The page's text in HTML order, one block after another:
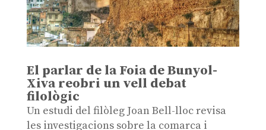
El parlar de la Foia de Bunyol-
Xiva reobri un vell debat
filològic
Un estudi del filòleg Joan Bell-lloc revisa
les investigacions sobre la comarca i